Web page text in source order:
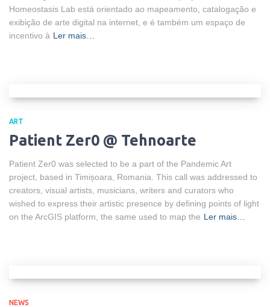
Homeostasis Lab está orientado ao mapeamento, catalogação e
exibição de arte digital na internet, e é também um espaço de
incentivo à Ler mais…
ART
Patient Zer0 @ Tehnoarte
Patient Zer0 was selected to be a part of the Pandemic Art
project, based in Timișoara, Romania. This call was addressed to
creators, visual artists, musicians, writers and curators who
wished to express their artistic presence by defining points of light
on the ArcGIS platform, the same used to map the Ler mais…
NEWS